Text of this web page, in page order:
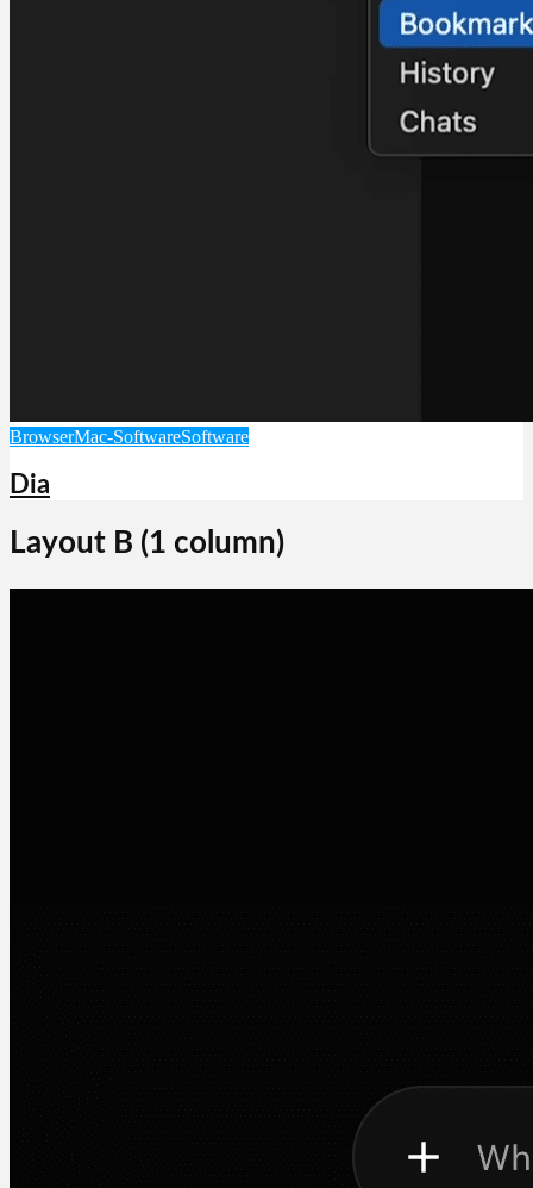
BrowserMac-SoftwareSoftware
Dia
Layout B (1 column)